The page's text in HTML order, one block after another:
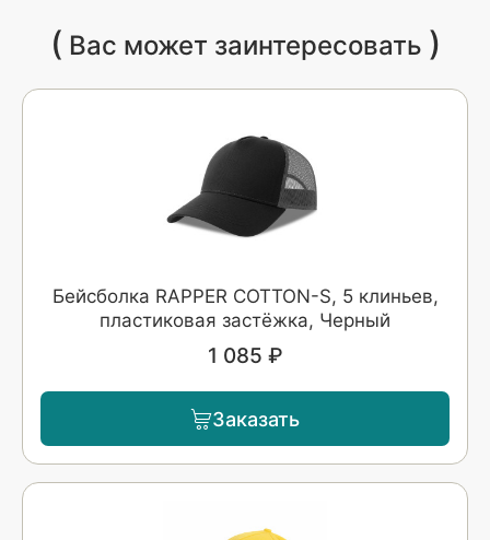
( Вас может заинтересовать )
Бейсболка RAPPER COTTON-S, 5 клиньев,
пластиковая застёжка, Черный
1 085 ₽
Заказать